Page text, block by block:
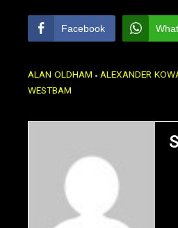
Facebook
ALAN OLDHAM ALEXANDER
WESTBAM